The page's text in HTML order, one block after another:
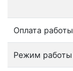
Оплата работы
Режим работы